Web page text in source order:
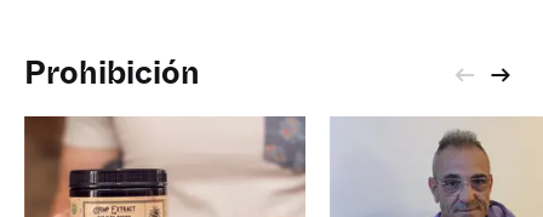
Prohibición